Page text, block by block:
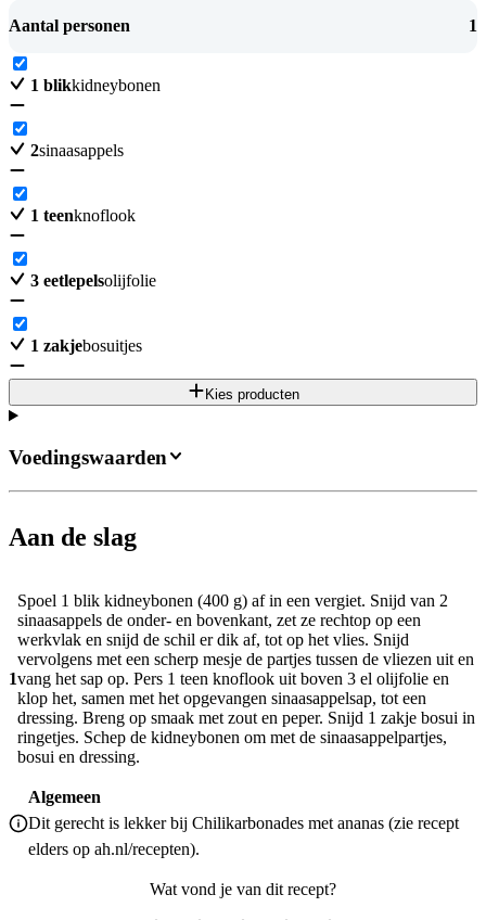
Aantal personen 1
1 blikkidneybonen
2sinaasappels
1 teenknoflook
3 eetlepelsolijfolie
1 zakjebosuitjes
Kies producten
Aan de slag
1
Spoel 1 blik kidneybonen (400 g) af in een vergiet. Snijd van 2
sinaasappels de onder- en bovenkant, zet ze rechtop op een
werkvlak en snijd de schil er dik af, tot op het vlies. Snijd
vervolgens met een scherp mesje de partjes tussen de vliezen uit en
vang het sap op. Pers 1 teen knoflook uit boven 3 el olijfolie en
klop het, samen met het opgevangen sinaasappelsap, tot een
dressing. Breng op smaak met zout en peper. Snijd 1 zakje bosui in
ringetjes. Schep de kidneybonen om met de sinaasappelpartjes,
bosui en dressing.
Algemeen
Dit gerecht is lekker bij Chilikarbonades met ananas (zie recept
elders op ah.nl/recepten).
Wat vond je van dit recept?
Voedingswaarden